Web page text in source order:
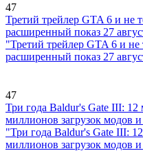
47
Третий трейлер GTA 6 и не
расширенный показ 27
"Третий трейлер GTA 6 и
расширенный показ 27
47
Три года Baldur's Gate III: 12
миллионов загрузок модов и
"Три года Baldur's Gate III:
миллионов загрузок модов и